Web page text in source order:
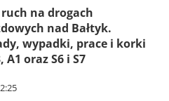
na drogach
nad Bałtyk.
wypadki, prace i korki
A1 oraz S6 i S7